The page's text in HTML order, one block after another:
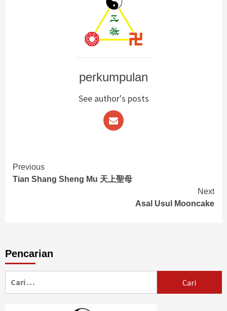
perkumpulan
See author's posts
Continue
Reading
Previous
Tian Shang Sheng Mu 天上聖母
Next
Asal Usul Mooncake
Pencarian